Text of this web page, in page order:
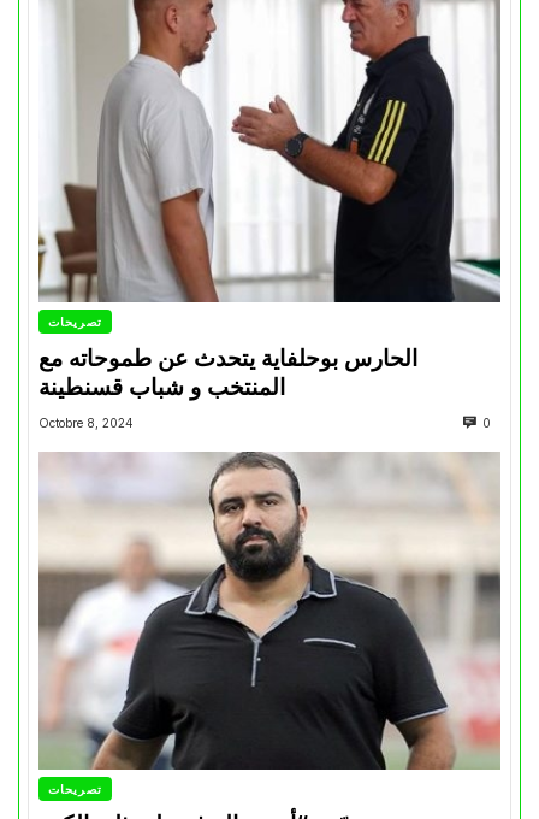
تصريحات
الحارس بوحلفاية يتحدث عن طموحاته مع
المنتخب و شباب قسنطينة
Octobre 8, 2024 0
تصريحات